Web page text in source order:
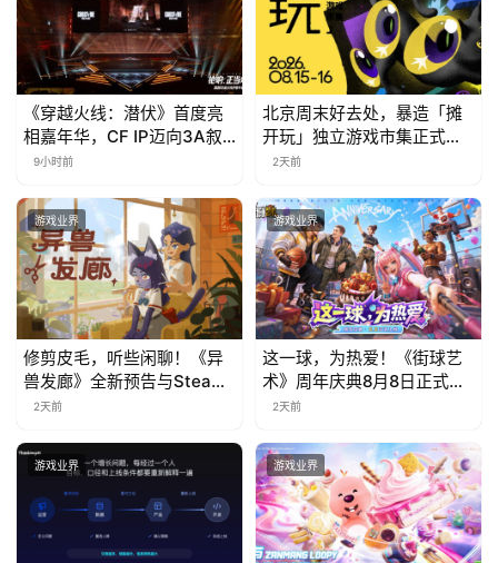
文
(
中
国
《穿越火线：潜伏》首度亮
相嘉年华，CF IP迈向3A叙
事新高度
9小时前
北京周末好去处，暴造「摊
开玩」独立游戏市集正式开
票！
2天前
游戏业界
修剪皮毛，听些闲聊！《异
兽发廊》全新预告与Steam
免费试玩公开
2天前
游戏业界
这一球，为热爱！《街球艺
术》周年庆典8月8日正式上
线，多重福利与全新内容同
2天前
游戏业界 游戏业界